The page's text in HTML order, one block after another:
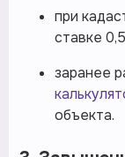
при
ставке
заранее
объекта.